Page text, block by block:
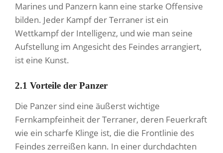
Marines und Panzern kann eine starke Offensive
bilden. Jeder Kampf der Terraner ist ein
Wettkampf der Intelligenz, und wie man seine
Aufstellung im Angesicht des Feindes arrangiert,
ist eine Kunst.
2.1 Vorteile der Panzer
Die Panzer sind eine äußerst wichtige
Fernkampfeinheit der Terraner, deren Feuerkraft
wie ein scharfe Klinge ist, die die Frontlinie des
Feindes zerreißen kann. In einer durchdachten